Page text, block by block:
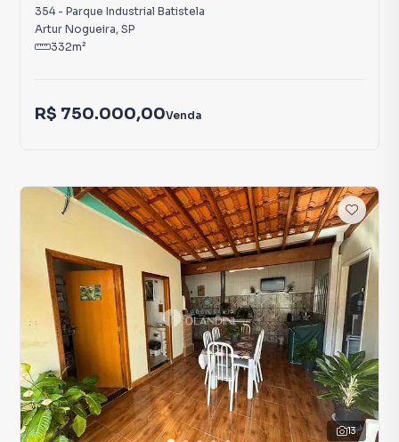
Batistela
354- Parque Industrial Batistela
Artur Nogueira, SP
332m²
R$ 750.000,00Venda
13